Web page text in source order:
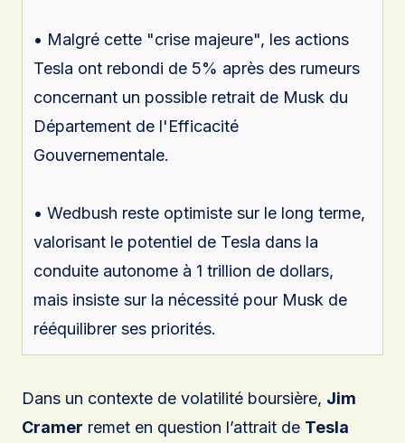
• Malgré cette "crise majeure", les actions
Tesla ont rebondi de 5% après des rumeurs
concernant un possible retrait de Musk du
Département de l'Efficacité
Gouvernementale.
• Wedbush reste optimiste sur le long terme,
valorisant le potentiel de Tesla dans la
conduite autonome à 1 trillion de dollars,
mais insiste sur la nécessité pour Musk de
rééquilibrer ses priorités.
Dans un contexte de volatilité boursière, Jim
Cramer remet en question l’attrait de Tesla